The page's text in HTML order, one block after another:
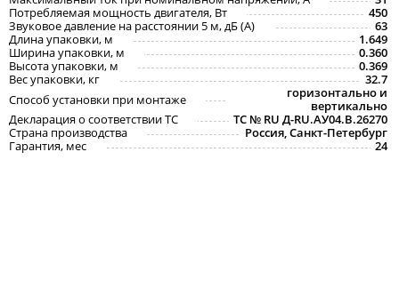
Потребляемая мощность двигателя, Вт
450
Звуковое давление на расстоянии 5 м, дБ (A)
63
Длина упаковки, м
1.649
Ширина упаковки, м
0.360
Высота упаковки, м
0.369
Вес упаковки, кг
32.7
Способ установки при монтаже
горизонтально и
вертикально
Декларация о соответствии ТС
ТС № RU Д-RU.АУ04.B.26270
Страна производства
Россия, Санкт-Петербург
Гарантия, мес
24